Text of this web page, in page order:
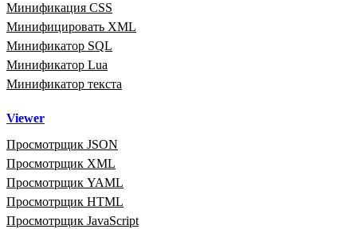
Минификация CSS
Минифицировать XML
Минификатор SQL
Минификатор Lua
Минификатор текста
Viewer
Просмотрщик JSON
Просмотрщик XML
Просмотрщик YAML
Просмотрщик HTML
Просмотрщик JavaScript